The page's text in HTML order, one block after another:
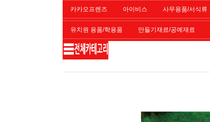
카카오프렌즈 아이비스 사무용품/서식류
유치원 용품/학용품 만들기재료/공예재료
재단/제본/코팅